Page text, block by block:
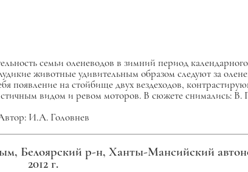
семьи оленеводов в зимний период
животные удивительным образом следуют за
появление на стойбище двух вездеходов,
видом и ревом моторов. В сюжете снимались:
И.А. Головнев
Белоярский р-н, Ханты-Мансийский
2012 г.